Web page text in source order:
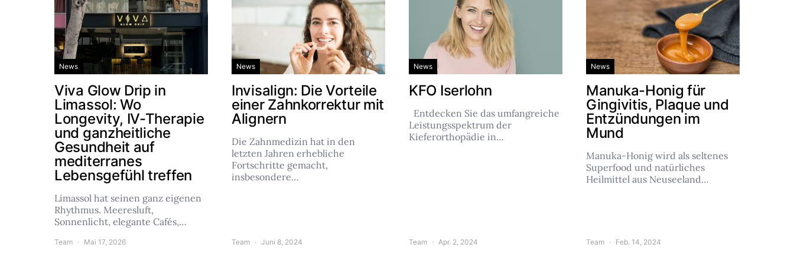
News
Viva Glow Drip in
Limassol: Wo
Longevity, IV-Therapie
und ganzheitliche
Gesundheit auf
mediterranes
Lebensgefühl treffen
Limassol hat seinen ganz eigenen
Rhythmus. Meeresluft,
Sonnenlicht, elegante Cafés,…
Team Mai 17, 2026
News
Invisalign: Die Vorteile
einer Zahnkorrektur mit
Alignern
Die Zahnmedizin hat in den
letzten Jahren erhebliche
Fortschritte gemacht,
insbesondere…
Team Juni 8, 2024
News
KFO Iserlohn
Entdecken Sie das umfangreiche
Leistungsspektrum der
Kieferorthopädie in…
Team Apr. 2, 2024
News
Manuka-Honig für
Gingivitis, Plaque und
Entzündungen im
Mund
Manuka-Honig wird als seltenes
Superfood und natürliches
Heilmittel aus Neuseeland…
Team Feb. 14, 2024